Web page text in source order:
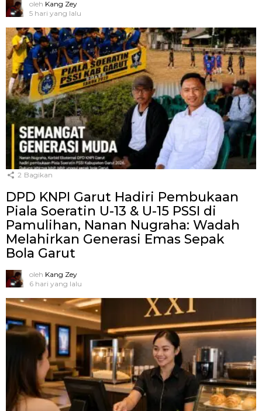
oleh Kang Zey
5 hari yang lalu
2 Bagikan
DPD KNPI Garut Hadiri Pembukaan
Piala Soeratin U-13 & U-15 PSSI di
Pamulihan, Nanan Nugraha: Wadah
Melahirkan Generasi Emas Sepak
Bola Garut
oleh Kang Zey
6 hari yang lalu